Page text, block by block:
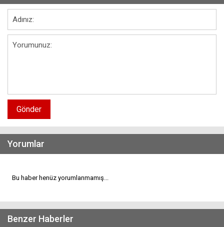
Gönder
Yorumlar
Bu haber henüz yorumlanmamış...
Benzer Haberler